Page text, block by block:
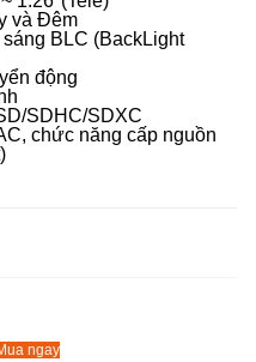
và Đêm
BLC (BackLight
động
SDHC/SDXC
chức năng cấp nguồn
ngay